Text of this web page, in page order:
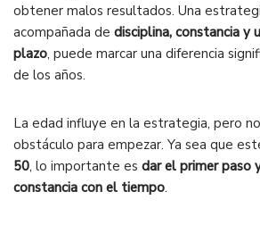
obtener malos resultados. Una
acompañada de disciplina, constancia y
plazo, puede marcar una diferencia
de los años.
La edad influye en la estrategia, pero
obstáculo para empezar. Ya sea que
50, lo importante es dar el primer paso
constancia con el tiempo.